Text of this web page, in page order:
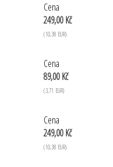
Cena
249,00 Kč
(10,38 EUR)
Cena
89,00 Kč
(3,71 EUR)
Cena
249,00 Kč
(10,38 EUR)